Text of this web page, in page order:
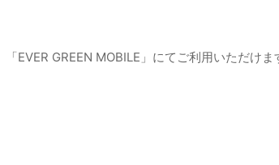
EVER GREEN MOBILE」にてご利用いただけま